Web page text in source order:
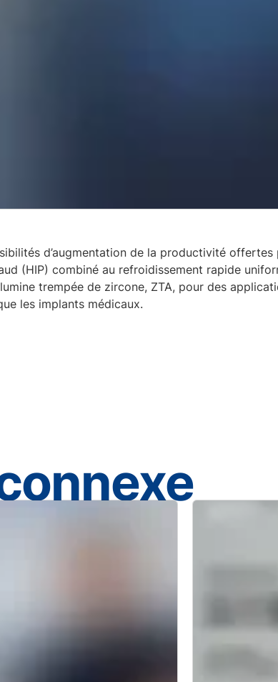
d’augmentation de la productivité offertes
(HIP) combiné au refroidissement rapide
trempée de zircone, ZTA, pour des
les implants médicaux.